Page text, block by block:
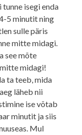
isegi enda
5 minutit ning
sulle päris
mitte midagi.
see mõte
midagi!
ta teeb, mida
läheb nii
ise võtab
minutit ja siis
Mul